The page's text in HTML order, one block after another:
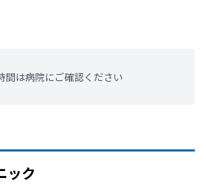
間は病院にご確認ください
ック